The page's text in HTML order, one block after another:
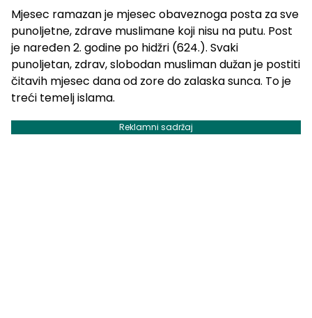
Mjesec ramazan je mjesec obaveznoga posta za sve
punoljetne, zdrave muslimane koji nisu na putu. Post
je naređen 2. godine po hidžri (624.). Svaki
punoljetan, zdrav, slobodan musliman dužan je postiti
čitavih mjesec dana od zore do zalaska sunca. To je
treći temelj islama.
Reklamni sadržaj